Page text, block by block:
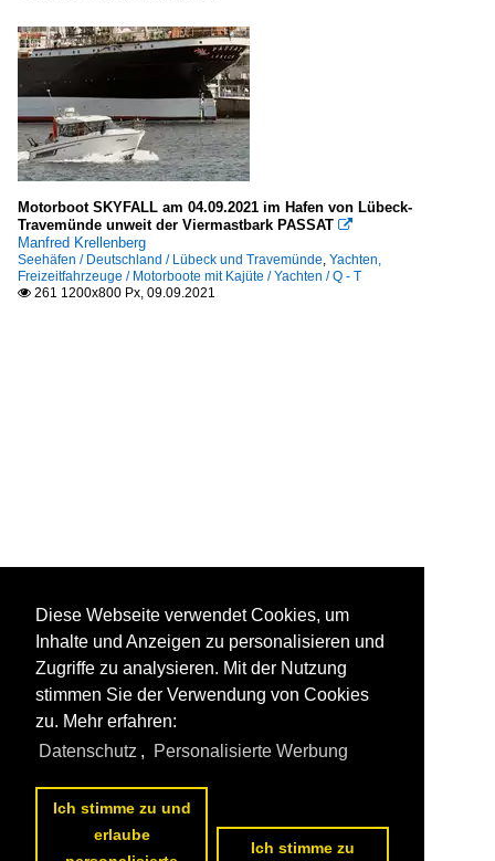
Motorboot SKYFALL am 04.09.2021 im Hafen von Lübeck-
Travemünde unweit der Viermastbark PASSAT 
Manfred Krellenberg
Seehäfen / Deutschland / Lübeck und Travemünde, Yachten,
Freizeitfahrzeuge / Motorboote mit Kajüte / Yachten / Q - T
 261 1200x800 Px, 09.09.2021
Diese Webseite verwendet Cookies, um
Inhalte und Anzeigen zu personalisieren und
Zugriffe zu analysieren. Mit der Nutzung
stimmen Sie der Verwendung von Cookies
zu. Mehr erfahren:
Datenschutz , Personalisierte Werbung
Ich stimme zu und
erlaube
Ich stimme zu